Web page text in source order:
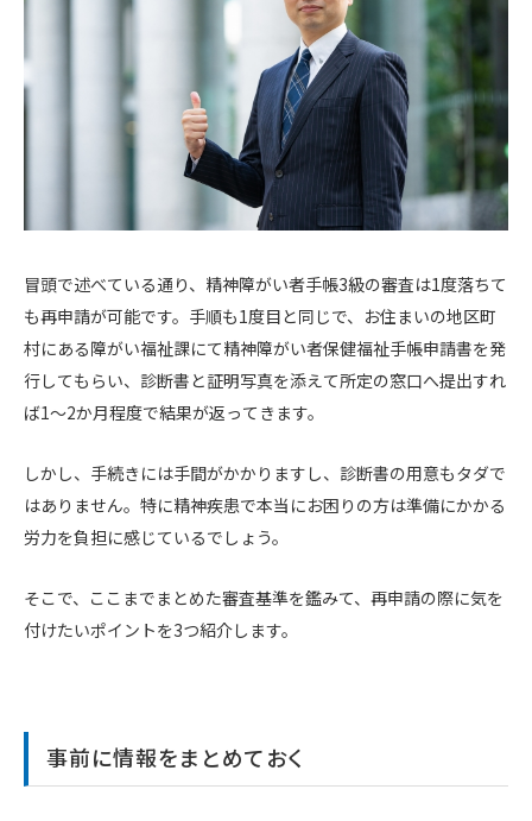
冒頭で述べている通り、精神障がい者手帳3級の審査は1度落ちて
も再申請が可能です。手順も1度目と同じで、お住まいの地区町
村にある障がい福祉課にて精神障がい者保健福祉手帳申請書を発
行してもらい、診断書と証明写真を添えて所定の窓口へ提出すれ
ば1〜2か月程度で結果が返ってきます。
しかし、手続きには手間がかかりますし、診断書の用意もタダで
はありません。特に精神疾患で本当にお困りの方は準備にかかる
労力を負担に感じているでしょう。
そこで、ここまでまとめた審査基準を鑑みて、再申請の際に気を
付けたいポイントを3つ紹介します。
事前に情報をまとめておく